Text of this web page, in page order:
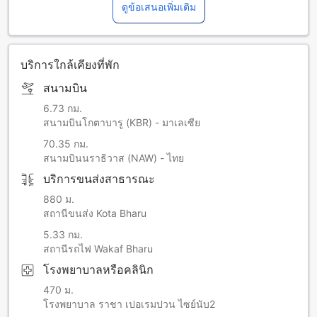
ดูข้อเสนอเพิ่มเติม
บริการใกล้เคียงที่พัก
สนามบิน
6.73 กม.
สนามบินโกตาบารู (KBR) - มาเลเซีย
70.35 กม.
สนามบินนราธิวาส (NAW) - ไทย
บริการขนส่งสาธารณะ
880 ม.
สถานีขนส่ง Kota Bharu
5.33 กม.
สถานีรถไฟ Wakaf Bharu
โรงพยาบาลหรือคลินิก
470 ม.
โรงพยาบาล ราชา เปอเรมปวน ไซย์นับ2